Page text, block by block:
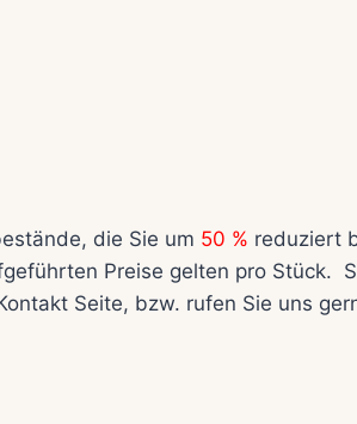
die Sie um 50 % reduziert
Preise gelten pro Stück.
Seite, bzw. rufen Sie uns